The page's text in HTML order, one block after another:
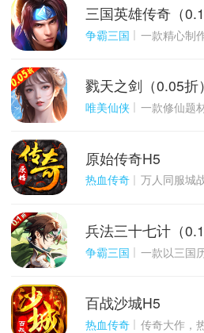
千百度h5
游戏
三国英雄传奇（
争霸三国 一款精心制作的万人即
千百度h5
游戏
戮天之剑（0.05折
唯美仙侠 一款修仙题材的角
千百度h5
游戏
原始传奇H5
热血传奇 万人同服城战、自由即
千百度h5
游戏
兵法三十七计（
争霸三国 一款以三国历史为背
千百度h5
游戏
百战沙城H5
热血传奇 传奇大作，热血兄